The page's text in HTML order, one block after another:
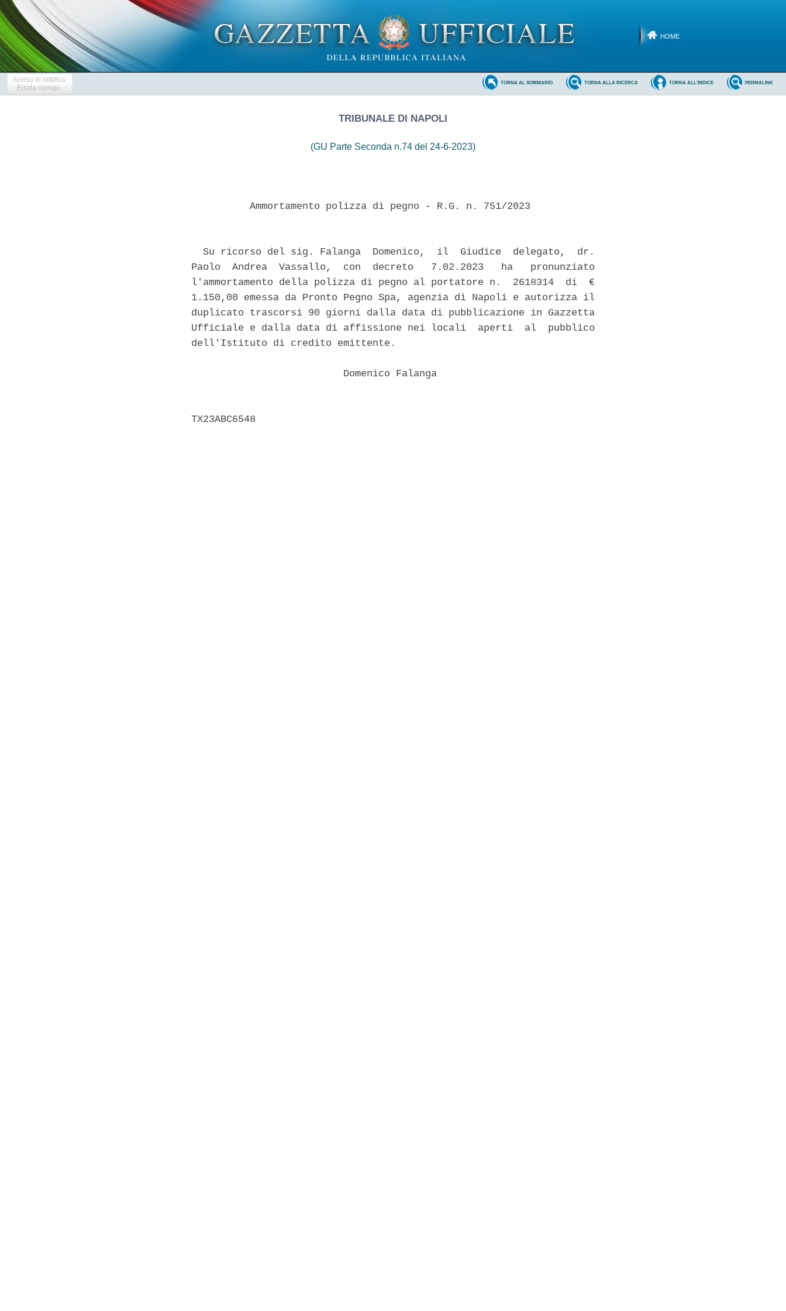
HOME
Avviso di rettifica
Errata corrige
PERMALINK
TORNA ALL'INDICE
TORNA ALLA RICERCA
TORNA AL SOMMARIO
TRIBUNALE DI NAPOLI
(GU Parte Seconda n.74 del 24-6-2023)
          Ammortamento polizza di pegno - R.G. n. 751/2023
  Su ricorso del sig. Falanga  Domenico,  il  Giudice  delegato,  dr.
Paolo  Andrea  Vassallo,  con  decreto   7.02.2023   ha   pronunziato
l'ammortamento della polizza di pegno al portatore n.  2618314  di  €
1.150,00 emessa da Pronto Pegno Spa, agenzia di Napoli e autorizza il
duplicato trascorsi 90 giorni dalla data di pubblicazione in Gazzetta
Ufficiale e dalla data di affissione nei locali  aperti  al  pubblico
dell'Istituto di credito emittente.
                          Domenico Falanga